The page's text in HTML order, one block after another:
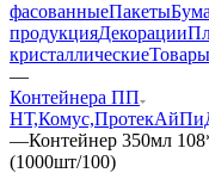
фасованныеПакеты
продукцияДекорации
кристаллические
—
Контейнера ПП
НТ,Комус,Протек
—Контейнер 350мл
(1000шт/100)